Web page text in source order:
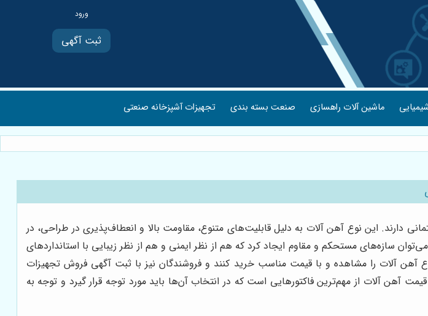
ثبت آگهی
ماشین آلات راهسازی صنعت بسته بندی تجهیزات آشپزخانه صنعتی
این نوع آهن آلات به دلیل قابلیت‌های متنوع، مقاومت بالا و انعطاف‌پذیری در طراحی، در
سازه‌های مستحکم و مقاوم ایجاد کرد که هم از نظر ایمنی و هم از نظر زیبایی با استانداردهای
آهن آلات را مشاهده و با قیمت مناسب خرید کنند و فروشندگان نیز با ثبت آگهی فروش تجهیزات
آهن آلات از مهم‌ترین فاکتورهایی است که در انتخاب آن‌ها باید مورد توجه قرار گیرد و توجه به